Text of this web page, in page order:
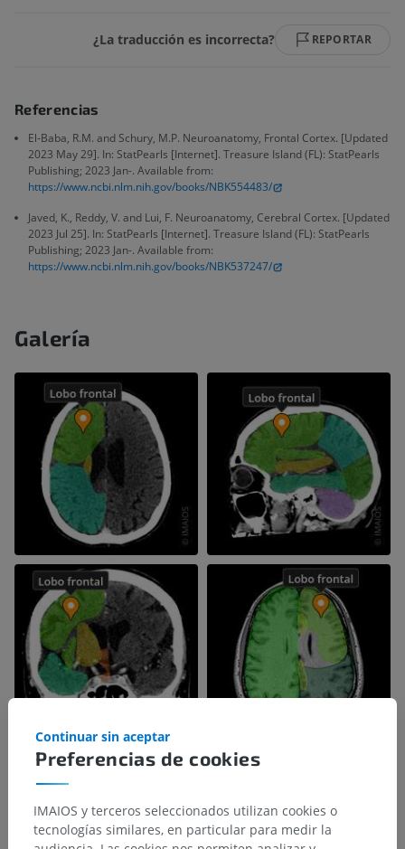
¿La traducción es incorrecta? REPORTAR
Referencias
El-Baba, R.M. and Schury, M.P. Neuroanatomy, Frontal Cortex. [Updated
2023 May 29]. In: StatPearls [Internet]. Treasure Island (FL): StatPearls
Publishing; 2023 Jan-. Available from:
https://www.ncbi.nlm.nih.gov/books/NBK554483/
Javed, K., Reddy, V. and Lui, F. Neuroanatomy, Cerebral Cortex. [Updated
2023 Jul 25]. In: StatPearls [Internet]. Treasure Island (FL): StatPearls
Publishing; 2023 Jan-. Available from:
https://www.ncbi.nlm.nih.gov/books/NBK537247/
Galería
Preferencias de cookies
Continuar sin aceptar
IMAIOS y terceros seleccionados utilizan cookies o
tecnologías similares, en particular para medir la